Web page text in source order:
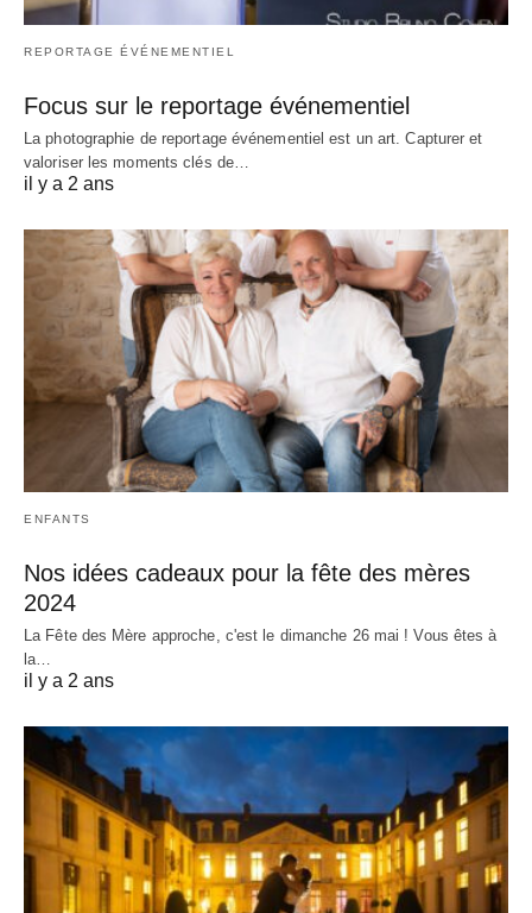
REPORTAGE ÉVÉNEMENTIEL
Focus sur le reportage événementiel
La photographie de reportage événementiel est un art. Capturer et
valoriser les moments clés de…
il y a 2 ans
ENFANTS
Nos idées cadeaux pour la fête des mères
2024
La Fête des Mère approche, c'est le dimanche 26 mai ! Vous êtes à
la…
il y a 2 ans